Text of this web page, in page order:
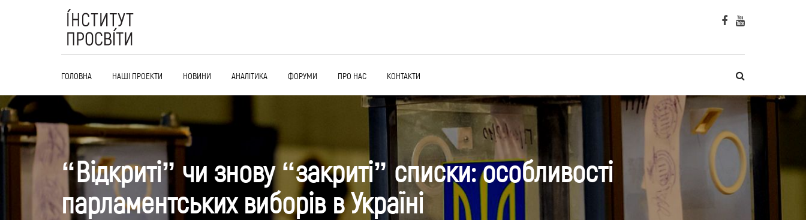
ГОЛОВНА НАШІ ПРОЕКТИ НОВИНИ АНАЛІТИКА ФОРУМИ ПРО НАС КОНТАКТИ
“Відкриті” чи знову “закриті” списки: особливості
парламентських виборів в Україні